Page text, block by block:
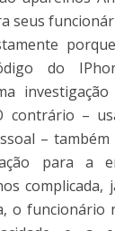
seus
do
contrário –
– também
para a
complicada,
o funcionário